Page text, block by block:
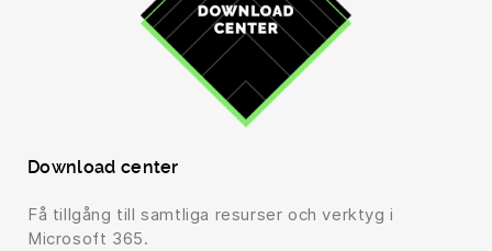
Download center
Få tillgång till samtliga resurser och verktyg i
Microsoft 365.